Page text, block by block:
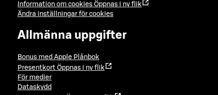
Information om cookies Öppnas i ny flik
Ändra inställningar för cookies
Allmänna uppgifter
Bonus med Apple Plånbok
Presentkort Öppnas i ny flik
För medier
Dataskydd